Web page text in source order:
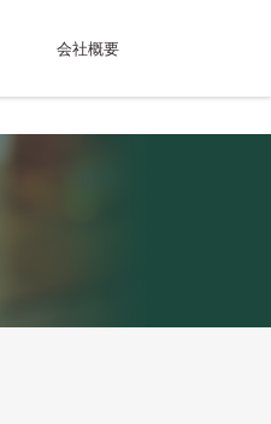
会社概要